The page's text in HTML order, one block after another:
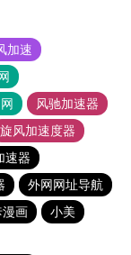
加速
风驰加速器
旋风加速度器
速器
外网网址导航
漫画
小美